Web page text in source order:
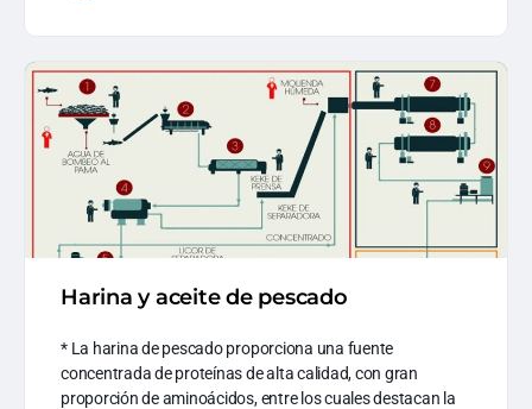
Harina y aceite de pescado
* La harina de pescado proporciona una fuente
concentrada de proteínas de alta calidad, con gran
proporción de aminoácidos, entre los cuales destacan la